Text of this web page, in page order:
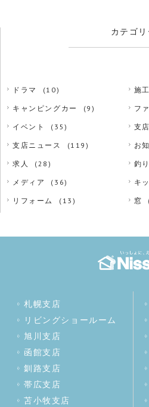
カテゴリ
ドラマ (10) 施
キャンピングカー (9) フ
イベント (35) 支
支店ニュース (119) お
求人 (28) 釣
メディア (36) キ
リフォーム (13) 窓
札幌支店
リビングショールーム
旭川支店
函館支店
釧路支店
帯広支店
苫小牧支店